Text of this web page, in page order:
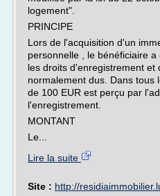
logement".
PRINCIPE
Lors de l'acquisition d'un
personnelle , le bénéficiaire
les droits d'enregistrement et
normalement dus. Dans tous
de 100 EUR est perçu par
l'enregistrement.
MONTANT
Le...
Lire la suite
Site : http://